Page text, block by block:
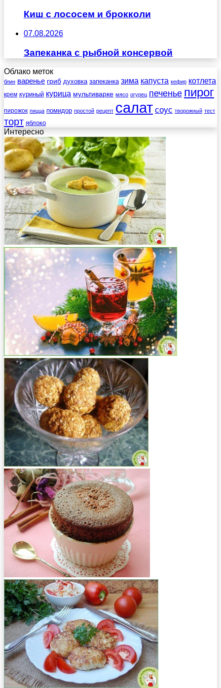
Киш с лососем и брокколи
07.08.2026
Запеканка с рыбной консервой
Облако меток
блин варенье гриб духовка запеканка зима капуста кефир котлета
крем куриный курица мультиварке мясо огурец печенье пирог
пирожок пицца помидор простой рецепт салат соус творожный тест
торт яблоко
Интересно